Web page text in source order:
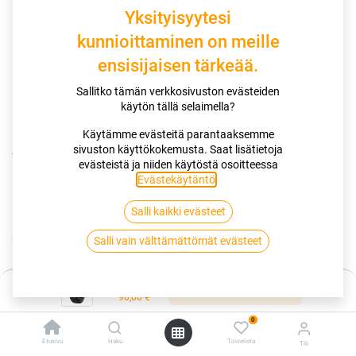
90,00€
Etusivu Haku
0
Toivelista Tili
Kauppa
205/60R15 95V TRIANGLE ADVANTEX TC101 XL RIM
205/60R15 95V TRIANGLE
ADVANTEX TC101 XL RIM PROTECT
EAN:6959753220156 Tuotekoodi:257207
90,00€
Yksityisyytesi
kunnioittaminen on meille
ensisijaisen tärkeää.
Sallitko tämän verkkosivuston evästeiden
käytön tällä selaimella?
Käytämme evästeitä parantaaksemme
sivuston käyttökokemusta. Saat lisätietoja
evästeistä ja niiden käytöstä osoitteessa
Evästekäytäntö
Salli kaikki evästeet
Salli vain välttämättömät evästeet